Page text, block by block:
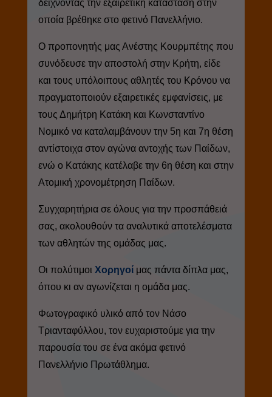
δείχνοντας την εξαιρετική κατάσταση στην
οποία βρέθηκε στο φετινό Πανελλήνιο.
Ο προπονητής μας Ανέστης Κουρμπέτης που
συνόδευσε την αποστολή στην Κρήτη, είδε
και τους υπόλοιπους αθλητές του Κρόνου να
πραγματοποιούν εξαιρετικές εμφανίσεις, με
τους Δημήτρη Κατάκη και Κωνσταντίνο
Νομικό να καταλαμβάνουν την 5η και 7η θέση
αντίστοιχα στον αγώνα αντοχής των Παίδων,
ενώ ο Κατάκης κατέλαβε την 6η θέση και στην
Ατομική χρονομέτρηση Παίδων.
Συγχαρητήρια σε όλους για την προσπάθειά
σας, ακολουθούν τα αναλυτικά αποτελέσματα
των αθλητών της ομάδας μας.
Οι πολύτιμοι Χορηγοίμας πάντα δίπλα μας,
όπου κι αν αγωνίζεται η ομάδα μας.
Φωτογραφικό υλικό από τον Νάσο
Τριανταφύλλου, τον ευχαριστούμε για την
παρουσία του σε ένα ακόμα φετινό
Πανελλήνιο Πρωτάθλημα.